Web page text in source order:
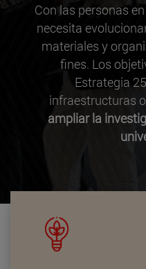
Con las personas
necesita
materiales y
fines. Los
Estrategia
infraestructuras
ampliar la